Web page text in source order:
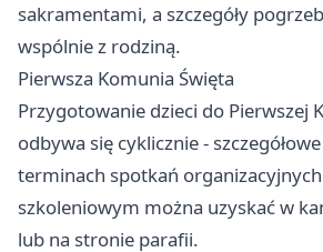
sakramentami, a szczegóły
wspólnie z rodziną.
Pierwsza Komunia Święta
Przygotowanie dzieci do Pierwszej
odbywa się cyklicznie -
terminach spotkań
szkoleniowym można uzyskać w
lub na stronie parafii.